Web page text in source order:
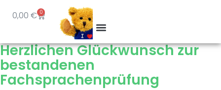
0,00 € 0
Herzlichen Glückwunsch zur
bestandenen
Fachsprachenprüfung